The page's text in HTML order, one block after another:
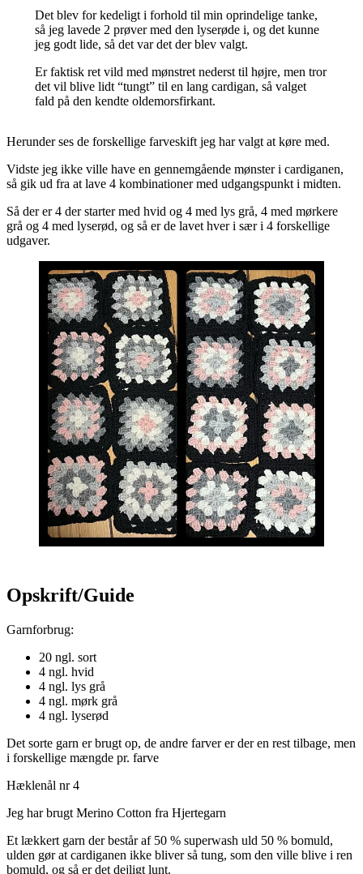
Det blev for kedeligt i forhold til min oprindelige tanke,
så jeg lavede 2 prøver med den lyserøde i, og det kunne
jeg godt lide, så det var det der blev valgt.
Er faktisk ret vild med mønstret nederst til højre, men tror
det vil blive lidt “tungt” til en lang cardigan, så valget
fald på den kendte oldemorsfirkant.
Herunder ses de forskellige farveskift jeg har valgt at køre med.
Vidste jeg ikke ville have en gennemgående mønster i cardiganen,
så gik ud fra at lave 4 kombinationer med udgangspunkt i midten.
Så der er 4 der starter med hvid og 4 med lys grå, 4 med mørkere
grå og 4 med lyserød, og så er de lavet hver i sær i 4 forskellige
udgaver.
Opskrift/Guide
Garnforbrug:
20 ngl. sort
4 ngl. hvid
4 ngl. lys grå
4 ngl. mørk grå
4 ngl. lyserød
Det sorte garn er brugt op, de andre farver er der en rest tilbage, men
i forskellige mængde pr. farve
Hæklenål nr 4
Jeg har brugt Merino Cotton fra Hjertegarn
Et lækkert garn der består af 50 % superwash uld 50 % bomuld,
ulden gør at cardiganen ikke bliver så tung, som den ville blive i ren
bomuld, og så er det dejligt lunt.